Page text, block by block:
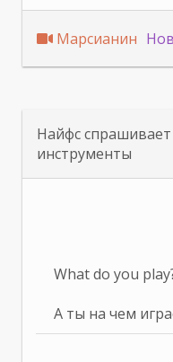
Марсианин
Найфс
инструменты
What do you
А ты на чем